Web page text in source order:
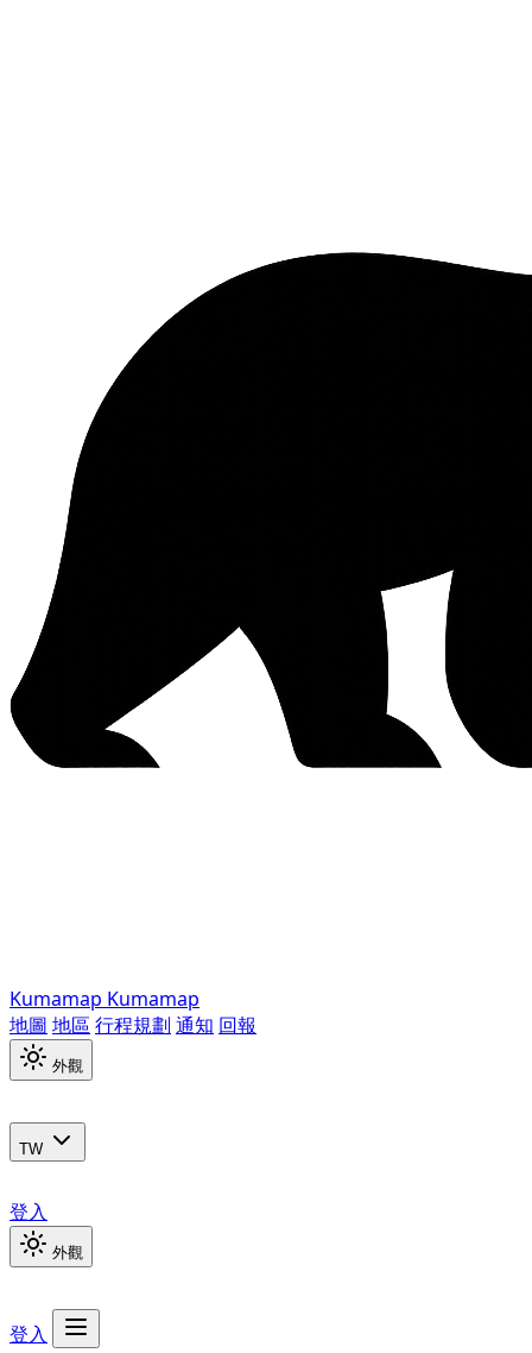
Kumamap Kumamap
地圖 地區 行程規劃 通知 回報
外觀
TW
登入
外觀
登入